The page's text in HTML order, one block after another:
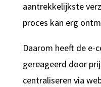
aantrekkelijkste
proces kan erg
Daarom heeft de e-
gereageerd door
centraliseren via